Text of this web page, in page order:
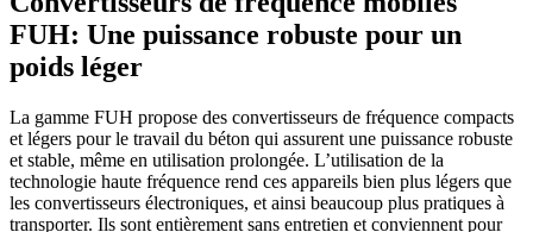
FUH: Une puissance robuste pour un
poids léger
La gamme FUH propose des convertisseurs de fréquence compacts
et légers pour le travail du béton qui assurent une puissance robuste
et stable, même en utilisation prolongée. L’utilisation de la
technologie haute fréquence rend ces appareils bien plus légers que
les convertisseurs électroniques, et ainsi beaucoup plus pratiques à
transporter. Ils sont entièrement sans entretien et conviennent pour